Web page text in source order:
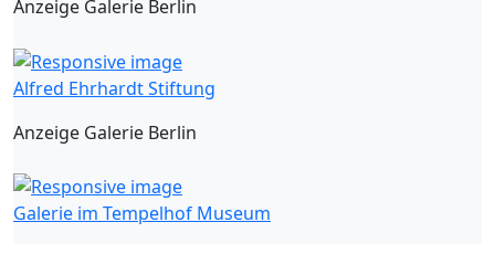
Anzeige Galerie Berlin
Alfred Ehrhardt Stiftung
Anzeige Galerie Berlin
Galerie im Tempelhof Museum